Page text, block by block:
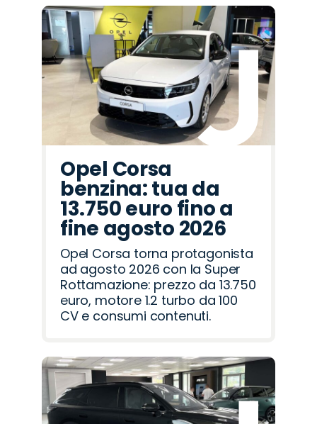
Opel Corsa
benzina: tua da
13.750 euro fino a
fine agosto 2026
Opel Corsa torna protagonista
ad agosto 2026 con la Super
Rottamazione: prezzo da 13.750
euro, motore 1.2 turbo da 100
CV e consumi contenuti.